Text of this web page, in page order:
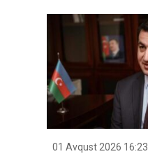
01 Avqust 2026 16:23